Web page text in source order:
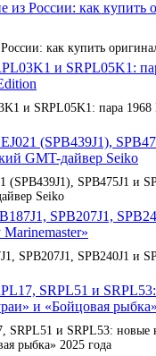
как купить
и SRPL05K1: пара 1968
(SPB439J1), SPB475J1 и
Seiko
SPB207J1, SPB240J1 и
SRPL51 и SRPL53: новые
рыбка» 2025 года